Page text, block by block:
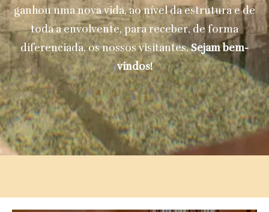
ganhou uma nova vida, ao nível da estrutura e de
toda a envolvente, para receber, de forma
diferenciada, os nossos visitantes.Sejam bem-
vindos!